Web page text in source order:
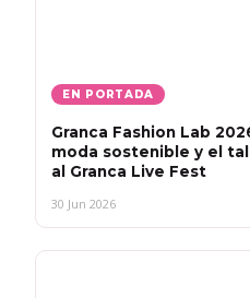
EN PORTADA
Granca Fashion Lab
moda sostenible y el
al Granca Live Fest
30 Jun 2026